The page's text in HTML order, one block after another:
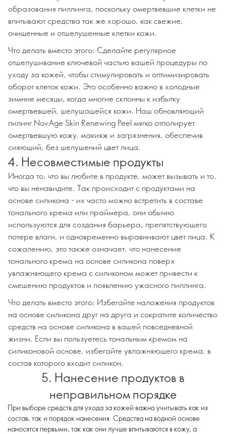
образования пиллинга, поскольку омертвевшие клетки не
впитывают средства так же хорошо, как свежие,
очищенные и отшелушенные клетки кожи.
Что делать вместо этого: Сделайте регулярное
отшелушивание ключевой частью вашей процедуры по
уходу за кожей, чтобы стимулировать и оптимизировать
оборот клеток кожи. Это особенно важно в холодные
зимние месяцы, когда многие склонны к избытку
омертвевшей, шелушащейся кожи. Наш обновляющий
пилинг NovAge Skin Renewing Peel мягко отполирует
омертвевшую кожу, макияж и загрязнения, обеспечив
сияющий, без шелушений цвет лица.
4. Несовместимые продукты
Иногда то, что вы любите в продукте, может вызывать и то,
что вы ненавидите. Так происходит с продуктами на
основе силикона - их часто можно встретить в составе
тонального крема или праймера, они обычно
используются для создания барьера, препятствующего
потере влаги, и одновременно выравнивают цвет лица. К
сожалению, это также означает, что нанесение
тонального крема на основе силикона поверх
увлажняющего крема с силиконом может привести к
смешению продуктов и появлению ужасного пиллинга.
Что делать вместо этого: Избегайте наложения продуктов
на основе силикона друг на друга и сократите количество
средств на основе силикона в вашей повседневной
жизни. Если вы пользуетесь тональным кремом на
силиконовой основе, избегайте увлажняющего крема, в
состав которого входит силикон.
5. Нанесение продуктов в
неправильном порядке
При выборе средств для ухода за кожей важно учитывать как их
состав, так и порядок нанесения. Средства на водной основе
наносятся первыми, так как они лучше впитываются в кожу, а